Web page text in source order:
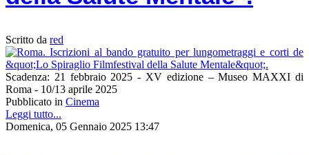
Scritto da red
Scadenza: 21 febbraio 2025 - XV edizione – Museo MAXXI di
Roma - 10/13 aprile 2025
Pubblicato in Cinema
Leggi tutto...
Domenica, 05 Gennaio 2025 13:47